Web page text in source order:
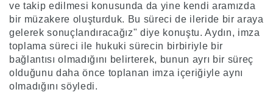
ve takip edilmesi konusunda da yine kendi aramızda
bir müzakere oluşturduk. Bu süreci de ileride bir araya
gelerek sonuçlandıracağız" diye konuştu. Aydın, imza
toplama süreci ile hukuki sürecin birbiriyle bir
bağlantısı olmadığını belirterek, bunun ayrı bir süreç
olduğunu daha önce toplanan imza içeriğiyle aynı
olmadığını söyledi.